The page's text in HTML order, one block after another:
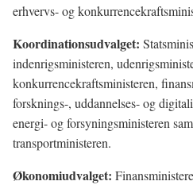
erhvervs- og
Koordinationsudvalget:
indenrigsministeren,
konkurrencekraftsministeren,
forsknings-, uddannelses- og
energi- og forsyningsministeren
transportministeren.
Økonomiudvalget: